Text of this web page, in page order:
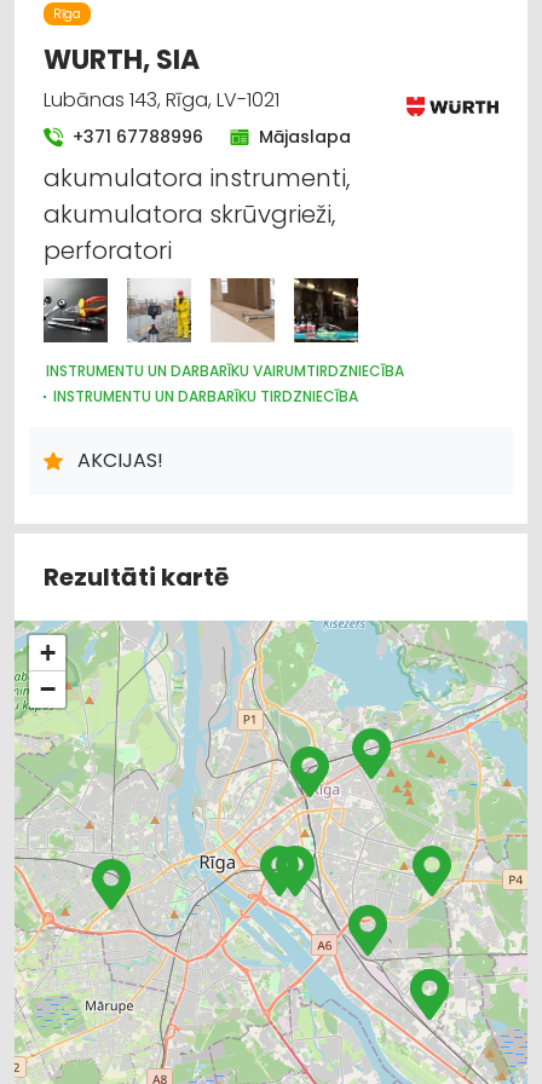
APDARES MATERIĀLI: VAIRUMTIRDZNIECĪBA
Rīga
WURTH, SIA
Lubānas 143, Rīga, LV-1021
+371 67788996 Mājaslapa
akumulatora instrumenti,
akumulatora skrūvgrieži,
perforatori
INSTRUMENTU UN DARBARĪKU VAIRUMTIRDZNIECĪBA
INSTRUMENTU UN DARBARĪKU TIRDZNIECĪBA
AUTOSERVISU APRĪKOJUMS
DARBA AIZSARDZĪBAS LĪDZEKĻI, FORMASTĒRPI, DARBA APĢĒRBI
VAIRUMTIRDZNIECĪBA
BŪVMATERIĀLU, BŪVKONSTRUKCIJU VAIRUMTIRDZNIECĪBA
ELEKTROTEHNISKO IEKĀRTU UN ELEKTROMATERIĀLU
VAIRUMTIRDZNIECĪBA
ELEKTROTEHNISKO IEKĀRTU UN ELEKTROMATERIĀLU
TIRDZNIECĪBA
UGUNSDZĒSĪBAS UN UGUNSAIZSARDZĪBAS LĪDZEKĻI
AUTO ĶĪMIJA, AUTO KRĀSAS
HIGIĒNAS PRECES
APAVI: TIRDZNIECĪBA
HIDRAULISKĀS UN PNEIMATISKĀS IERĪCES
INSTRUMENTU UN DARBARĪKU LABOŠANA, SERVISS
KRĀSAS, LAKAS, BŪVĶĪMIJA: VAIRUMTIRDZNIECĪBA
KRĀSAS, LAKAS, BŪVĶĪMIJA: TIRDZNIECĪBA
VENTILĀCIJAS UN KONDICIONĒŠANAS SISTĒMAS UN IEKĀRTAS
TELPĀM
AGROĶĪMIJA, MĒSLOŠANAS LĪDZEKĻI
AKCIJAS!
Rezultāti kartē
+
−